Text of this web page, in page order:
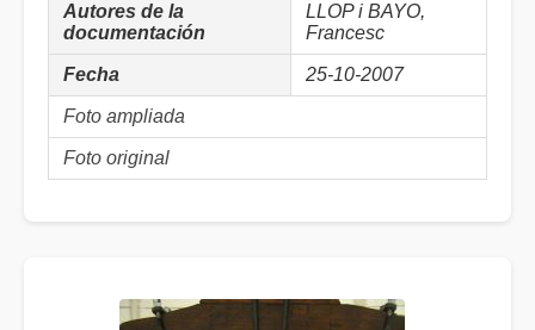
Autores de la
documentación
LLOP i BAYO,
Francesc
Fecha 25-10-2007
Foto ampliada
Foto original